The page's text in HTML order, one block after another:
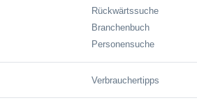
Rückwärtssuche
Branchenbuch
Personensuche
Verbrauchertipps